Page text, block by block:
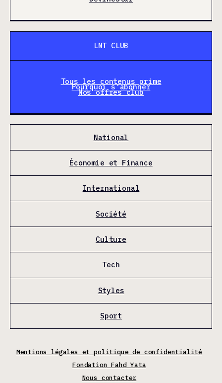
LNT CLUB
Tous les contenus prime
Pourquoi s'abonner
Nos offres club
National
Économie et Finance
International
Société
Culture
Tech
Styles
Sport
Mentions légales et politique de confidentialité
Fondation Fahd Yata
Nous contacter